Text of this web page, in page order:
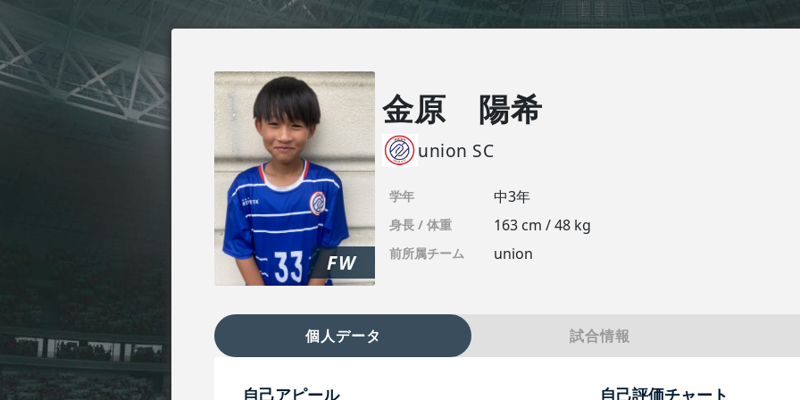
FW
金原 陽希
union SC
学年 中3年
身長 / 体重 163 cm / 48 kg
前所属チーム union
個人データ 試合情報
自己アピール 自己評価チャート